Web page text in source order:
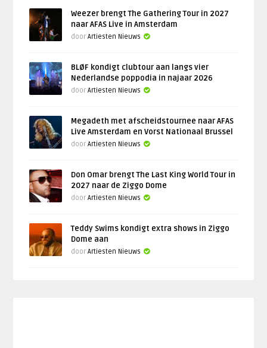
Weezer brengt The Gathering Tour in 2027
naar AFAS Live in Amsterdam
doorArtiesten Nieuws
BLØF kondigt clubtour aan langs vier
Nederlandse poppodia in najaar 2026
doorArtiesten Nieuws
Megadeth met afscheidstournee naar AFAS
Live Amsterdam en Vorst Nationaal Brussel
doorArtiesten Nieuws
Don Omar brengt The Last King World Tour in
2027 naar de Ziggo Dome
doorArtiesten Nieuws
Teddy Swims kondigt extra shows in Ziggo
Dome aan
doorArtiesten Nieuws